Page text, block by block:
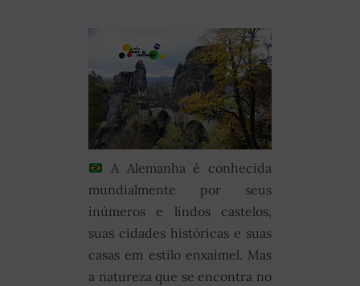
A Alemanha é conhecida
mundialmente por seus
inúmeros e lindos castelos,
suas cidades históricas e suas
casas em estilo enxaimel. Mas
a natureza que se encontra no